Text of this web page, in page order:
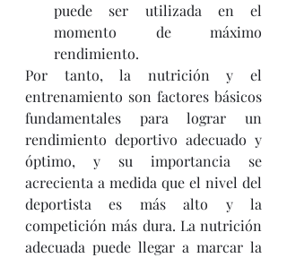
puede ser utilizada en el
momento de máximo
rendimiento.
Por tanto, la nutrición y el
entrenamiento son factores básicos
fundamentales para lograr un
rendimiento deportivo adecuado y
óptimo, y su importancia se
acrecienta a medida que el nivel del
deportista es más alto y la
competición más dura. La nutrición
adecuada puede llegar a marcar la